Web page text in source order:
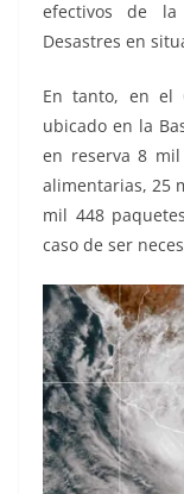
efectivos de
Desastres en
En tanto, en el
ubicado en la
en reserva 8 mil
alimentarias, 25
mil 448
caso de ser